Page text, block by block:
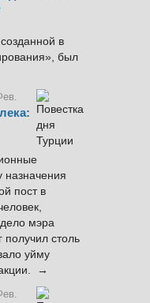
в
был
назначения
пост в
мэра
столь
уйму
→